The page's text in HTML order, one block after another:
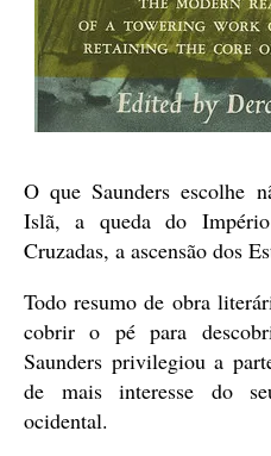
O que Saunders escolhe
Islã, a queda do
Cruzadas, a ascensão dos
Todo resumo de obra
cobrir o pé para
Saunders privilegiou a
de mais interesse do
ocidental.